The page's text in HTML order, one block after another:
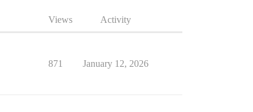
Views Activity
871 January 12, 2026